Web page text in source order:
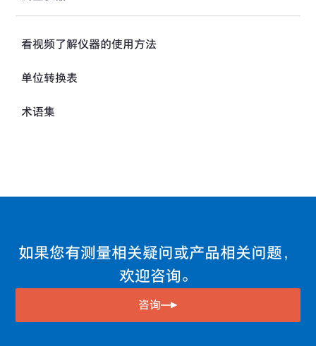
传感器用放大器
静态应变放大器·直流放大器
动态应变放大器与直流放大器
看视频了解仪器的使用方法
单位转换表
术语集
如果您有测量相关疑问或产品相关问题，
欢迎咨询。
咨询